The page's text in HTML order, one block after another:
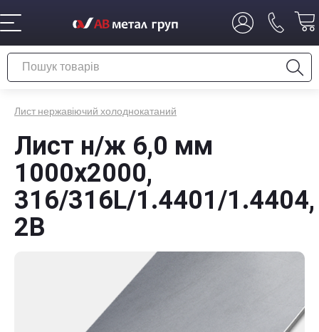
Лист нержавіючий холоднокатаний
Лист н/ж 6,0 мм
1000x2000,
316/316L/1.4401/1.4404,
2B